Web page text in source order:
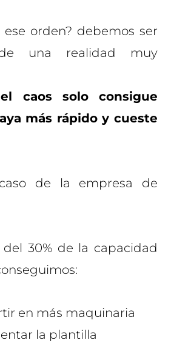
orden? debemos ser
de una realidad muy
caos solo consigue
más rápido y cueste
de la empresa de
30% de la capacidad
en más maquinaria
la plantilla